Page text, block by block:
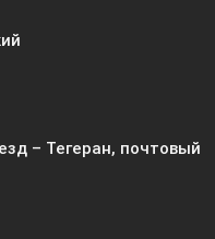
– Тегеран, почтовый